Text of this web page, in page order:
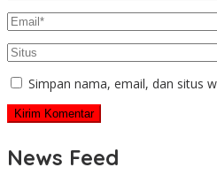
Simpan nama, email, dan situs
News Feed